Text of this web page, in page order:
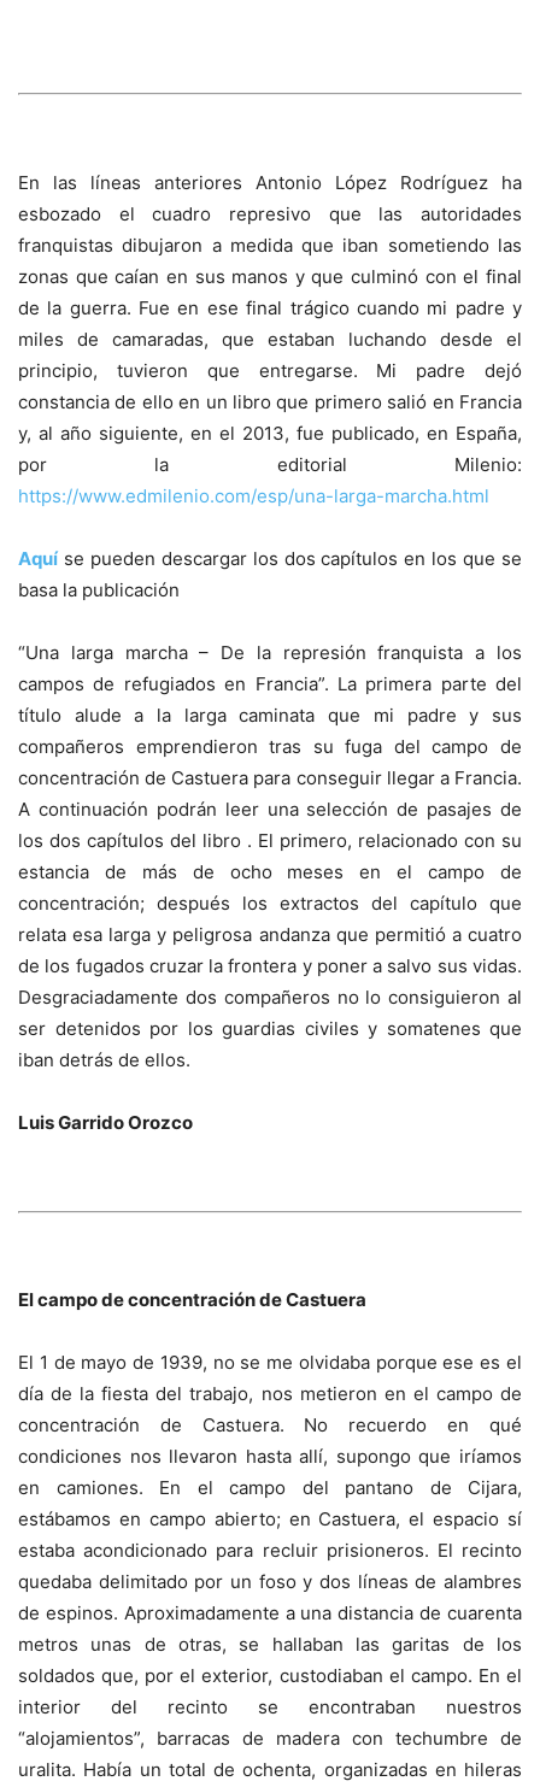
En las líneas anteriores Antonio López Rodríguez ha
esbozado el cuadro represivo que las autoridades
franquistas dibujaron a medida que iban sometiendo las
zonas que caían en sus manos y que culminó con el final
de la guerra. Fue en ese final trágico cuando mi padre y
miles de camaradas, que estaban luchando desde el
principio, tuvieron que entregarse. Mi padre dejó
constancia de ello en un libro que primero salió en Francia
y, al año siguiente, en el 2013, fue publicado, en España,
por la editorial Milenio:
https://www.edmilenio.com/esp/una-larga-marcha.html
Aquíse pueden descargar los dos capítulos en los que se
basa la publicación
“Una larga marcha – De la represión franquista a los
campos de refugiados en Francia”. La primera parte del
título alude a la larga caminata que mi padre y sus
compañeros emprendieron tras su fuga del campo de
concentración de Castuera para conseguir llegar a Francia.
A continuación podrán leer una selección de pasajes de
los dos capítulos del libro . El primero, relacionado con su
estancia de más de ocho meses en el campo de
concentración; después los extractos del capítulo que
relata esa larga y peligrosa andanza que permitió a cuatro
de los fugados cruzar la frontera y poner a salvo sus vidas.
Desgraciadamente dos compañeros no lo consiguieron al
ser detenidos por los guardias civiles y somatenes que
iban detrás de ellos.
Luis Garrido Orozco
El campo de concentración de Castuera
El 1 de mayo de 1939, no se me olvidaba porque ese es el
día de la fiesta del trabajo, nos metieron en el campo de
concentración de Castuera. No recuerdo en qué
condiciones nos llevaron hasta allí, supongo que iríamos
en camiones. En el campo del pantano de Cijara,
estábamos en campo abierto; en Castuera, el espacio sí
estaba acondicionado para recluir prisioneros. El recinto
quedaba delimitado por un foso y dos líneas de alambres
de espinos. Aproximadamente a una distancia de cuarenta
metros unas de otras, se hallaban las garitas de los
soldados que, por el exterior, custodiaban el campo. En el
interior del recinto se encontraban nuestros
“alojamientos”, barracas de madera con techumbre de
uralita. Había un total de ochenta, organizadas en hileras